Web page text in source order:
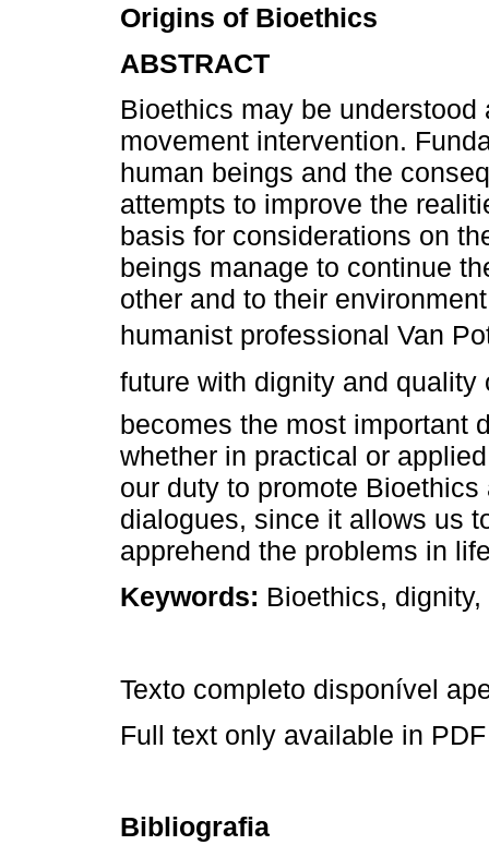
Origins of Bioethics
ABSTRACT
Bioethics may be
movement intervention.
human beings and the
attempts to improve the
basis for considerations on
beings manage to continue
other and to their
humanist professional Van
future with dignity and quality
becomes the most important
whether in practical or
our duty to promote
dialogues, since it allows us
apprehend the problems in
Keywords: Bioethics,
Texto completo disponível
Full text only available in
Bibliografia